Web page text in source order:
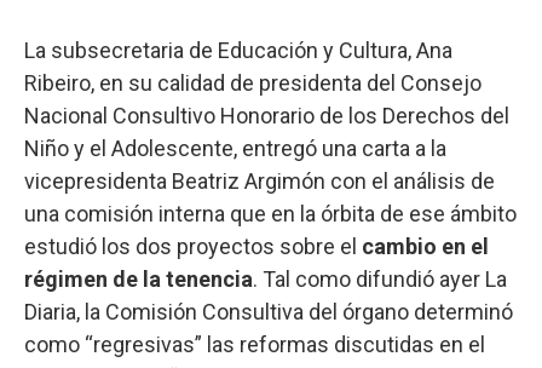
La subsecretaria de Educación y Cultura, Ana
Ribeiro, en su calidad de presidenta del Consejo
Nacional Consultivo Honorario de los Derechos del
Niño y el Adolescente, entregó una carta a la
vicepresidenta Beatriz Argimón con el análisis de
una comisión interna que en la órbita de ese ámbito
estudió los dos proyectos sobre el cambio en el
régimen de la tenencia. Tal como difundió ayer La
Diaria, la Comisión Consultiva del órgano determinó
como “regresivas” las reformas discutidas en el